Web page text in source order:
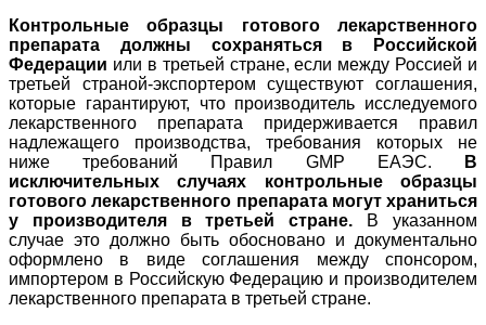
Контрольные образцы готового лекарственного
препарата должны сохраняться в Российской
Федерации или в третьей стране, если между Россией и
третьей страной-экспортером существуют соглашения,
которые гарантируют, что производитель исследуемого
лекарственного препарата придерживается правил
надлежащего производства, требования которых не
ниже требований Правил GMP ЕАЭС.
В
исключительных случаях контрольные образцы
готового лекарственного препарата могут храниться
у производителя в третьей стране. В указанном
случае это должно быть обосновано и документально
оформлено в виде соглашения между спонсором,
импортером в Российскую Федерацию и производителем
лекарственного препарата в третьей стране.